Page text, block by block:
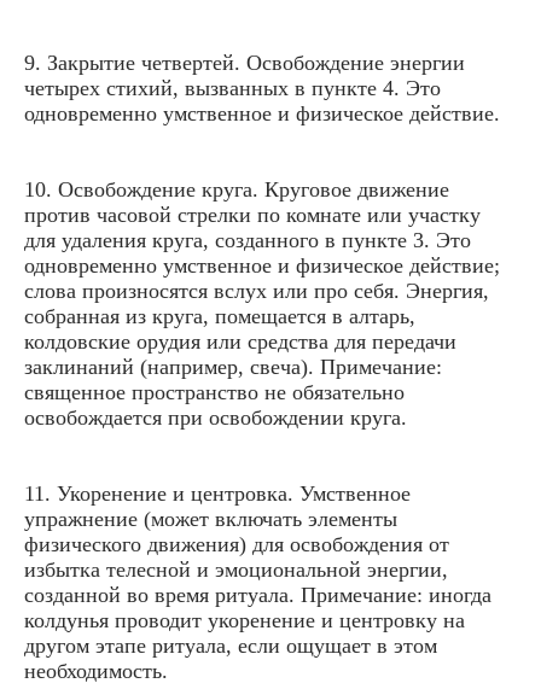
9. Закрытие четвертей. Освобождение энергии
четырех стихий, вызванных в пункте 4. Это
одновременно умственное и физическое действие.
10. Освобождение круга. Круговое движение
против часовой стрелки по комнате или участку
для удаления круга, созданного в пункте 3. Это
одновременно умственное и физическое действие;
слова произносятся вслух или про себя. Энергия,
собранная из круга, помещается в алтарь,
колдовские орудия или средства для передачи
заклинаний (например, свеча). Примечание:
священное пространство не обязательно
освобождается при освобождении круга.
11. Укоренение и центровка. Умственное
упражнение (может включать элементы
физического движения) для освобождения от
избытка телесной и эмоциональной энергии,
созданной во время ритуала. Примечание: иногда
колдунья проводит укоренение и центровку на
другом этапе ритуала, если ощущает в этом
необходимость.